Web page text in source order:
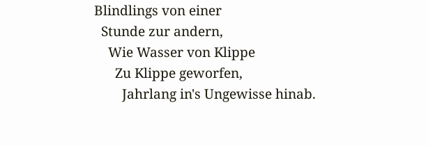
        Blindlings von einer
          Stunde zur andern,
            Wie Wasser von Klippe
              Zu Klippe geworfen,
                Jahrlang in's Ungewisse hinab.